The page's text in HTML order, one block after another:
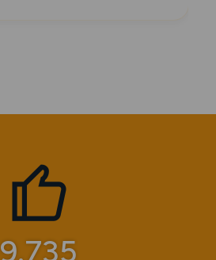
11.415